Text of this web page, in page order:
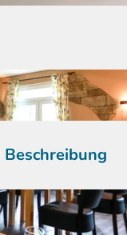
Beschreibung